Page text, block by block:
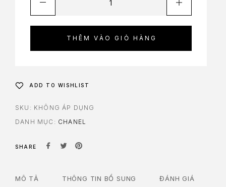
THÊM VÀO GIỎ HÀNG
ADD TO WISHLIST
SKU: KHÔNG ÁP DỤNG
DANH MỤC: CHANEL
SHARE
MÔ TẢ THÔNG TIN BỔ SUNG ĐÁNH GIÁ